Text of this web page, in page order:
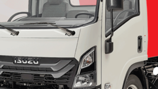
Cadillac User
así como un centro de
Display, sistema premium de
proyección de logo Cadillac